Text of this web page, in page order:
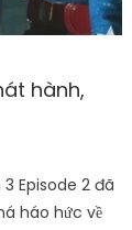
hành,
Episode 2 đã
háo hức về